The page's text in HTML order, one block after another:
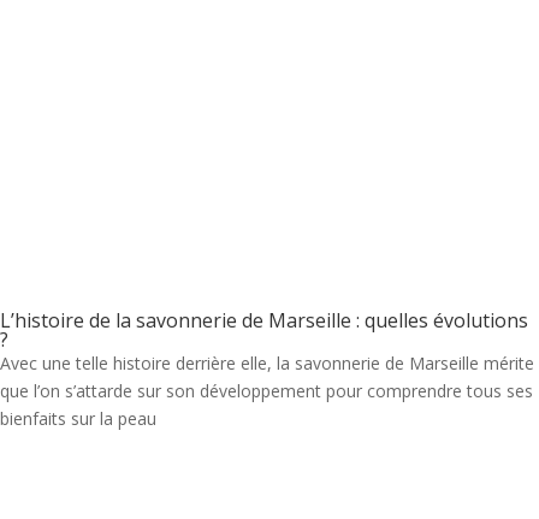
L’histoire de la savonnerie de Marseille : quelles évolutions
?
Avec une telle histoire derrière elle, la savonnerie de Marseille mérite
que l’on s’attarde sur son développement pour comprendre tous ses
bienfaits sur la peau